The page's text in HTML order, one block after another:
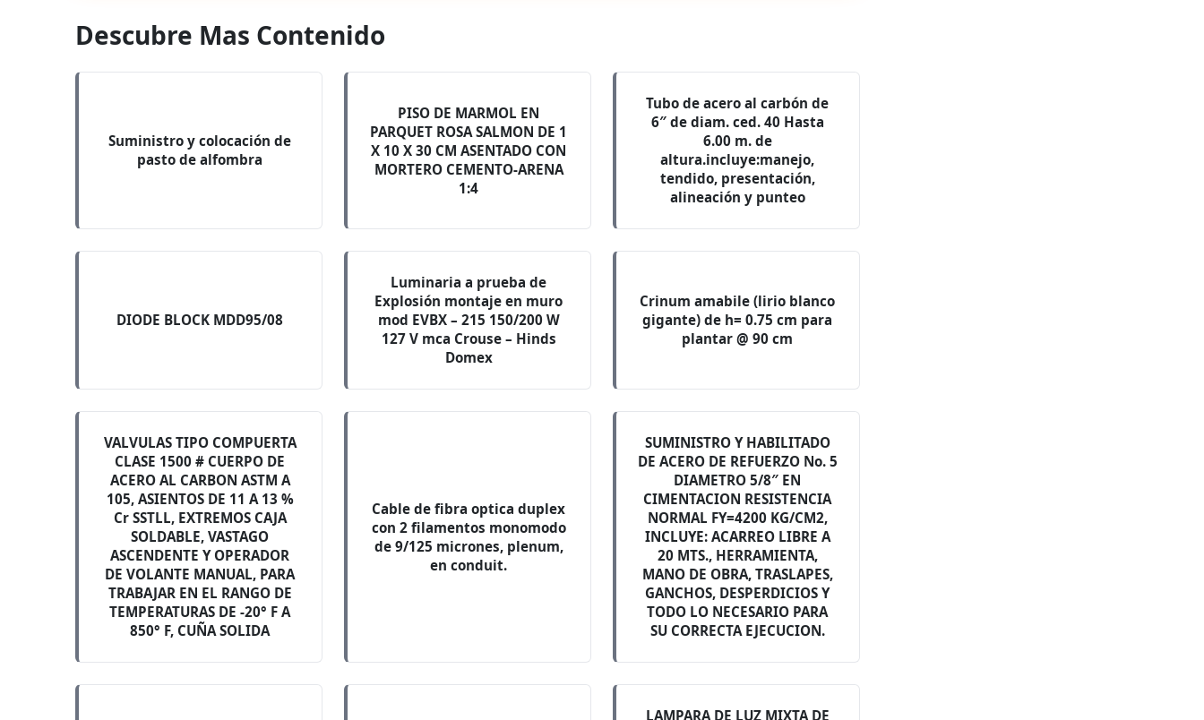
Descubre Mas Contenido
Suministro y colocación de
pasto de alfombra
PISO DE MARMOL EN
PARQUET ROSA SALMON DE 1
X 10 X 30 CM ASENTADO CON
MORTERO CEMENTO-ARENA
1:4
Tubo de acero al carbón de
6″ de diam. ced. 40 Hasta
6.00 m. de
altura.incluye:manejo,
tendido, presentación,
alineación y punteo
DIODE BLOCK MDD95/08
Luminaria a prueba de
Explosión montaje en muro
mod EVBX – 215 150/200 W
127 V mca Crouse – Hinds
Domex
Crinum amabile (lirio blanco
gigante) de h= 0.75 cm para
plantar @ 90 cm
VALVULAS TIPO COMPUERTA
CLASE 1500 # CUERPO DE
ACERO AL CARBON ASTM A
105, ASIENTOS DE 11 A 13 %
Cr SSTLL, EXTREMOS CAJA
SOLDABLE, VASTAGO
ASCENDENTE Y OPERADOR
DE VOLANTE MANUAL, PARA
TRABAJAR EN EL RANGO DE
TEMPERATURAS DE -20° F A
850° F, CUÑA SOLIDA
Cable de fibra optica duplex
con 2 filamentos monomodo
de 9/125 micrones, plenum,
en conduit.
SUMINISTRO Y HABILITADO
DE ACERO DE REFUERZO No. 5
DIAMETRO 5/8″ EN
CIMENTACION RESISTENCIA
NORMAL FY=4200 KG/CM2,
INCLUYE: ACARREO LIBRE A
20 MTS., HERRAMIENTA,
MANO DE OBRA, TRASLAPES,
GANCHOS, DESPERDICIOS Y
TODO LO NECESARIO PARA
SU CORRECTA EJECUCION.
LAMPARA DE LUZ MIXTA DE